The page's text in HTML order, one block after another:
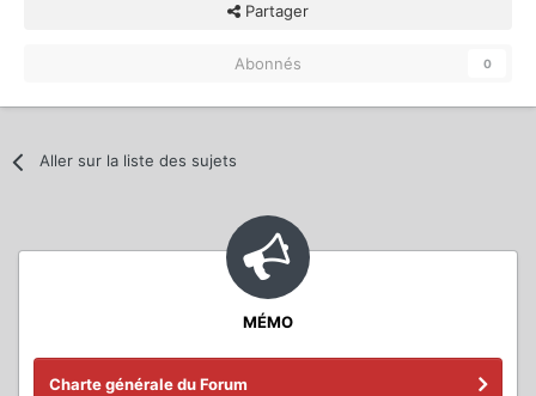
Partager
Abonnés 0
Aller sur la liste des sujets
MÉMO
Charte générale du Forum